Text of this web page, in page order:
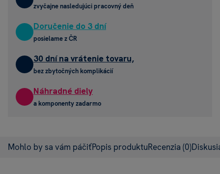
zvyčajne nasledujúci pracovný deň
Doručenie do 3 dní
posielame z ČR
30 dní na vrátenie tovaru,
bez zbytočných komplikácií
Náhradné diely
a komponenty zadarmo
Mohlo by sa vám páčiťPopis produktuRecenzia (0)